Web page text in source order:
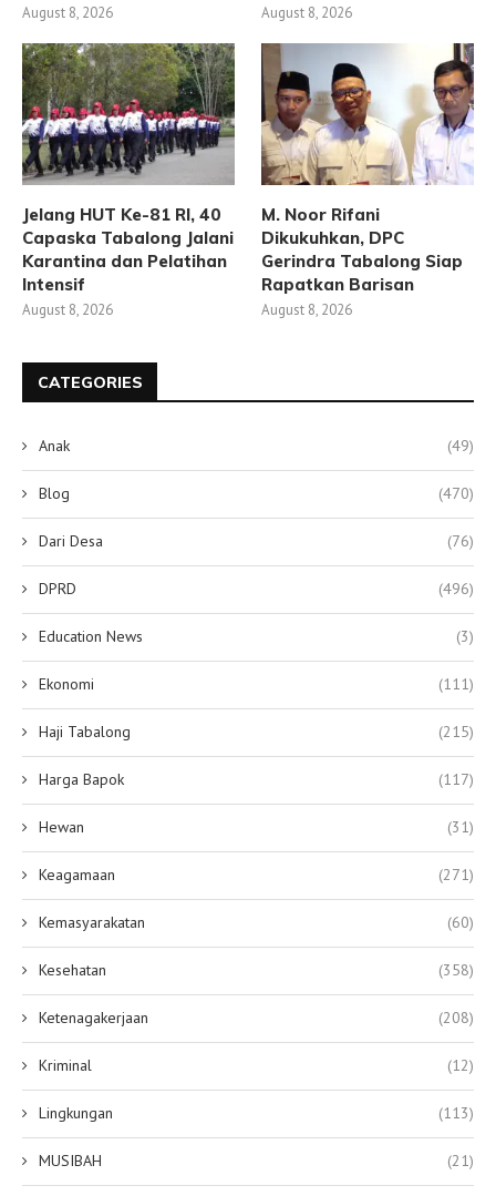
August 8, 2026 August 8, 2026
Jelang HUT Ke-81 RI, 40
Capaska Tabalong Jalani
Karantina dan Pelatihan
Intensif
August 8, 2026
M. Noor Rifani
Dikukuhkan, DPC
Gerindra Tabalong Siap
Rapatkan Barisan
August 8, 2026
CATEGORIES
Anak (49)
Blog (470)
Dari Desa (76)
DPRD (496)
Education News (3)
Ekonomi (111)
Haji Tabalong (215)
Harga Bapok (117)
Hewan (31)
Keagamaan (271)
Kemasyarakatan (60)
Kesehatan (358)
Ketenagakerjaan (208)
Kriminal (12)
Lingkungan (113)
MUSIBAH (21)